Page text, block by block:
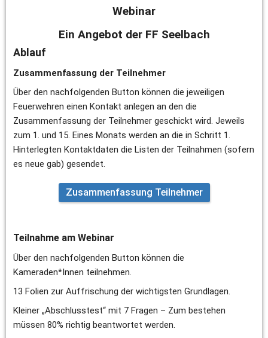
Webinar
Ein Angebot der FF Seelbach
Ablauf
Zusammenfassung der Teilnehmer
Über den nachfolgenden Button können die jeweiligen
Feuerwehren einen Kontakt anlegen an den die
Zusammenfassung der Teilnehmer geschickt wird. Jeweils
zum 1. und 15. Eines Monats werden an die in Schritt 1.
Hinterlegten Kontaktdaten die Listen der Teilnahmen (sofern
es neue gab) gesendet.
Zusammenfassung Teilnehmer
Teilnahme am Webinar
Über den nachfolgenden Button können die
Kameraden*Innen teilnehmen.
13 Folien zur Auffrischung der wichtigsten Grundlagen.
Kleiner „Abschlusstest“ mit 7 Fragen – Zum bestehen
müssen 80% richtig beantwortet werden.